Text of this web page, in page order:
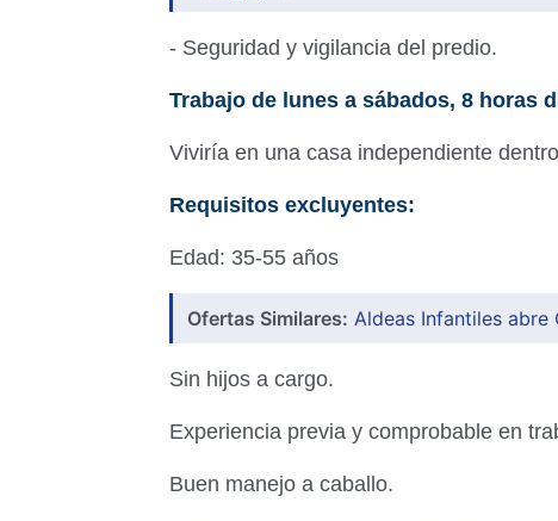
- Seguridad y vigilancia del predio.
Trabajo de lunes a sábados, 8 horas
Viviría en una casa independiente
Requisitos excluyentes:
Edad: 35-55 años
Ofertas Similares: Aldeas Infantiles abre
Sin hijos a cargo.
Experiencia previa y comprobable en
Buen manejo a caballo.